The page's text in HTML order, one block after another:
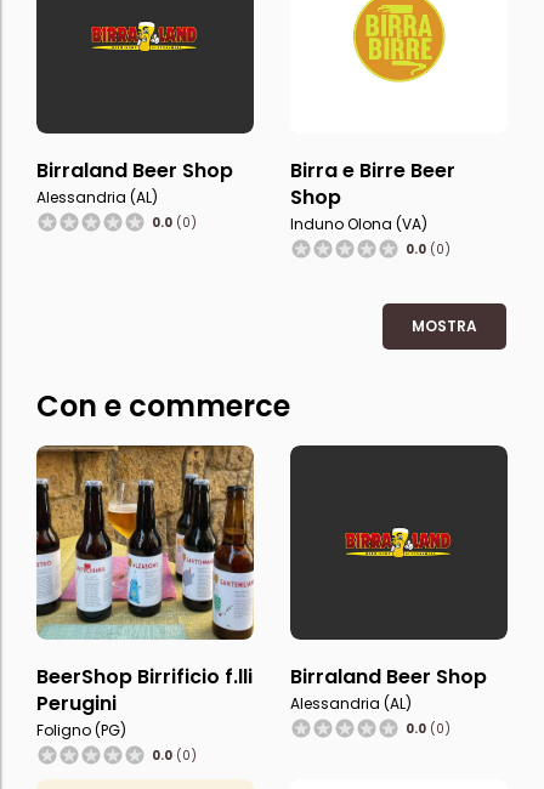
Birraland Beer Shop
Alessandria (AL)
0.0 (0)
Birra e Birre Beer
Shop
Induno Olona (VA)
0.0 (0)
MOSTRA
Con e commerce
BeerShop Birrificio f.lli
Perugini
Foligno (PG)
0.0 (0)
Birraland Beer Shop
Alessandria (AL)
0.0 (0)